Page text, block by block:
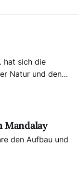
hat sich die
Natur und den
damit
Mandalay
den Aufbau und